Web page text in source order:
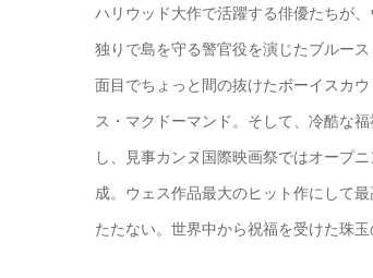
ハリウッド大作で活躍する俳優たちが
独りで島を守る警官役を演じたブルー
面目でちょっと間の抜けたボーイスカ
ス・マクドーマンド。そして、冷酷な
し、見事カンヌ国際映画祭ではオープ
成。ウェス作品最大のヒット作にして
たたない。世界中から祝福を受けた珠